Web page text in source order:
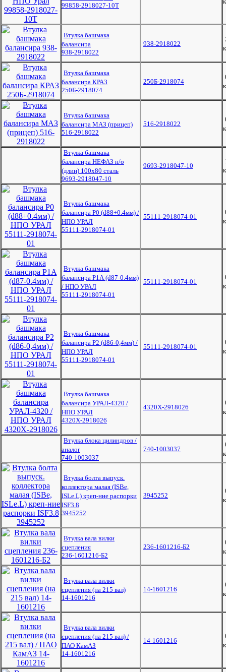
99858-2918027-10Т
Втулка башмака
балансира
938-2918022
938-2918022
Втулка башмака
балансира КРАЗ
250Б-2918074
250Б-2918074
Втулка башмака
балансира МАЗ (прицеп)
516-2918022
516-2918022
Втулка башмака
балансира НЕФАЗ н/о
(длин) 100х80 сталь
9693-2918047-10
9693-2918047-10
Втулка башмака
балансира Р0 (d88+0.4мм) /
НПО УРАЛ
55111-2918074-01
55111-2918074-01
Втулка башмака
балансира Р1А (d87-0.4мм)
/ НПО УРАЛ
55111-2918074-01
55111-2918074-01
Втулка башмака
балансира Р2 (d86-0,4мм) /
НПО УРАЛ
55111-2918074-01
55111-2918074-01
Втулка башмака
балансира УРАЛ-4320 /
НПО УРАЛ
4320Х-2918026
4320Х-2918026
Втулка блока цилиндров /
аналог
740-1003037
740-1003037
Втулка болта выпуск.
коллектора малая (ISBe,
ISLe.L) креп-ние распорки
ISF3.8
3945252
3945252
Втулка вала вилки
сцепления
236-1601216-Б2
236-1601216-Б2
Втулка вала вилки
сцепления (на 215 вал)
14-1601216
14-1601216
Втулка вала вилки
сцепления (на 215 вал) /
ПАО КамАЗ
14-1601216
14-1601216